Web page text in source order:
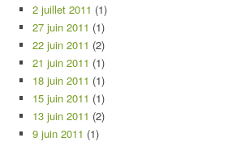
2 juillet 2011 (1)
27 juin 2011 (1)
22 juin 2011 (2)
21 juin 2011 (1)
18 juin 2011 (1)
15 juin 2011 (1)
13 juin 2011 (2)
9 juin 2011 (1)